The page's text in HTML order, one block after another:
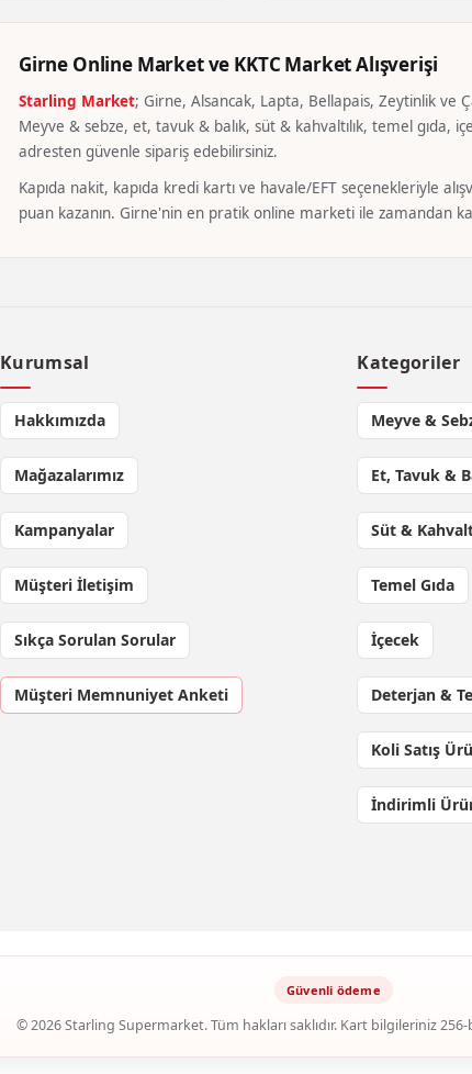
Girne Online Market ve KKTC Market Alışverişi
Starling Market; Girne, Alsancak, Lapta, Bellapais, Zeytinlik ve
Meyve & sebze, et, tavuk & balık, süt & kahvaltılık, temel gıda,
adresten güvenle sipariş edebilirsiniz.
Kapıda nakit, kapıda kredi kartı ve havale/EFT seçenekleriyle
puan kazanın. Girne'nin en pratik online marketi ile zamandan
Kurumsal
Hakkımızda
Mağazalarımız
Kampanyalar
Müşteri İletişim
Sıkça Sorulan Sorular
Müşteri Memnuniyet Anketi
Kategoriler
Meyve &
Et, Tavuk &
Süt &
Temel Gıda
İçecek
Deterjan &
Koli Satış
İndirimli
© 2026 Starling Supermarket. Tüm hakları saklıdır. Kart bilgileriniz